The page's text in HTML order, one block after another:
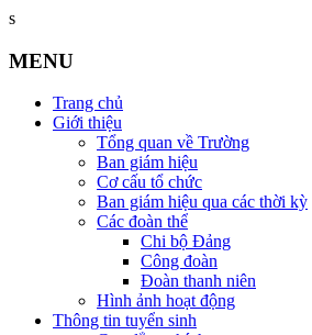
s
MENU
Trang chủ
Giới thiệu
Tổng quan về Trường
Ban giám hiệu
Cơ cấu tổ chức
Ban giám hiệu qua các thời kỳ
Các đoàn thể
Chi bộ Đảng
Công đoàn
Đoàn thanh niên
Hình ảnh hoạt động
Thông tin tuyển sinh